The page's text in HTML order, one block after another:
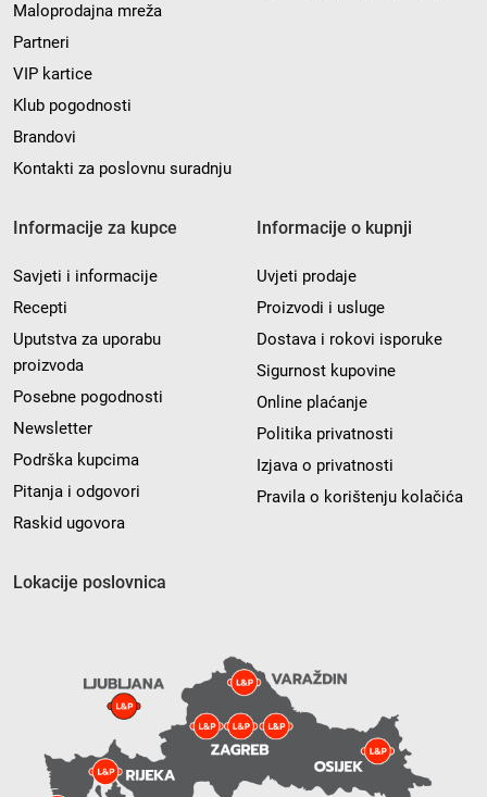
Maloprodajna mreža
Partneri
VIP kartice
Klub pogodnosti
Brandovi
Kontakti za poslovnu suradnju
Informacije za kupce
Savjeti i informacije
Recepti
Uputstva za uporabu
proizvoda
Posebne pogodnosti
Newsletter
Podrška kupcima
Pitanja i odgovori
Raskid ugovora
Informacije o kupnji
Uvjeti prodaje
Proizvodi i usluge
Dostava i rokovi isporuke
Sigurnost kupovine
Online plaćanje
Politika privatnosti
Izjava o privatnosti
Pravila o korištenju kolačića
Lokacije poslovnica